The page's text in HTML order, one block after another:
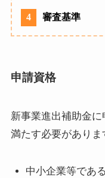
4 審査基準
申請資格
新事業進出補助金
満たす必要がありま
中小企業等であ